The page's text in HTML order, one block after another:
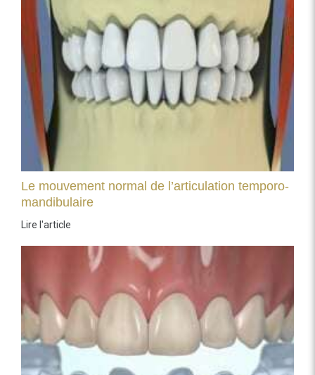
Le mouvement normal de l’articulation temporo-
mandibulaire
Lire l'article